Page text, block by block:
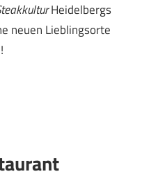
Heidelbergs
neuen Lieblingsorte